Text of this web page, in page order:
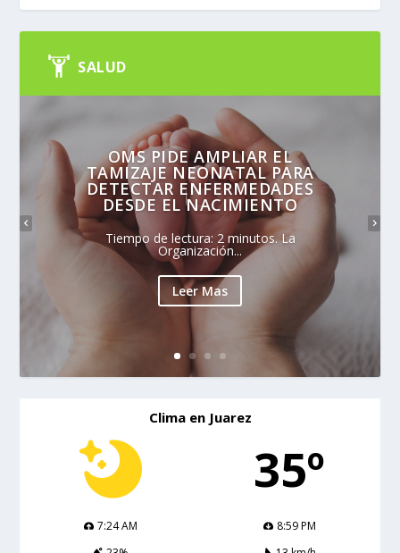
SALUD
OMS PIDE AMPLIAR EL
TAMIZAJE NEONATAL PARA
DETECTAR ENFERMEDADES
DESDE EL NACIMIENTO
Tiempo de lectura: 2 minutos. La
Organización...
Leer Mas
Clima en Juarez
35º
7:24 AM
8:59 PM